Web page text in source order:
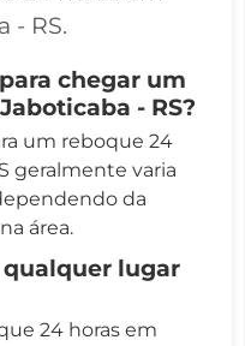
- RS.
chegar um
- RS?
um reboque 24
geralmente varia
da
área.
qualquer lugar
24 horas em